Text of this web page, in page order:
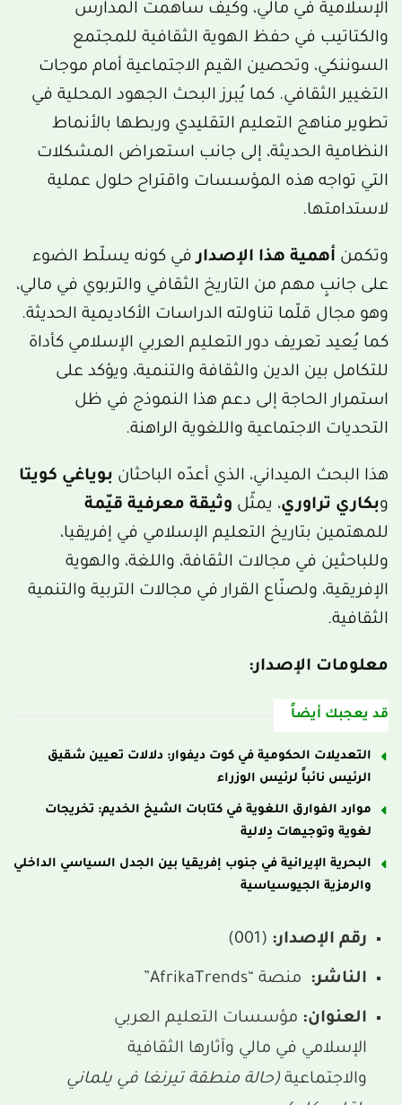
الإسلامية في مالي، وكيف ساهمت المدارس
والكتاتيب في حفظ الهوية الثقافية للمجتمع
السوننكي، وتحصين القيم الاجتماعية أمام موجات
التغيير الثقافي. كما يُبرز البحث الجهود المحلية في
تطوير مناهج التعليم التقليدي وربطها بالأنماط
النظامية الحديثة، إلى جانب استعراض المشكلات
التي تواجه هذه المؤسسات واقتراح حلول عملية
لاستدامتها.
وتكمن أهمية هذا الإصدارفي كونه يسلّط الضوء
على جانبٍ مهم من التاريخ الثقافي والتربوي في مالي،
وهو مجال قلّما تناولته الدراسات الأكاديمية الحديثة.
كما يُعيد تعريف دور التعليم العربي الإسلامي كأداة
للتكامل بين الدين والثقافة والتنمية، ويؤكد على
استمرار الحاجة إلى دعم هذا النموذج في ظل
التحديات الاجتماعية واللغوية الراهنة.
هذا البحث الميداني، الذي أعدّه الباحثان بوياغي كويتا
وبكاري تراوري، يمثّل وثيقة معرفية قيّمة
للمهتمين بتاريخ التعليم الإسلامي في إفريقيا،
وللباحثين في مجالات الثقافة، واللغة، والهوية
الإفريقية، ولصنّاع القرار في مجالات التربية والتنمية
الثقافية.
معلومات الإصدار:
قد يعجبك أيضاً
التعديلات الحكومية في كوت ديفوار: دلالات تعيين شقيق
الرئيس نائباً لرئيس الوزراء
موارد الفوارق اللغوية في كتابات الشيخ الخديم: تخريجات
لغوية وتوجيهات دِلالية
البحرية الإيرانية في جنوب إفريقيا بين الجدل السياسي الداخلي
والرمزية الجيوسياسية
رقم الإصدار: (001)
الناشر: منصة “AfrikaTrends”
العنوان: مؤسسات التعليم العربي
الإسلامي في مالي وآثارها الثقافية
والاجتماعية (حالة منطقة تيرنغا في يلماني